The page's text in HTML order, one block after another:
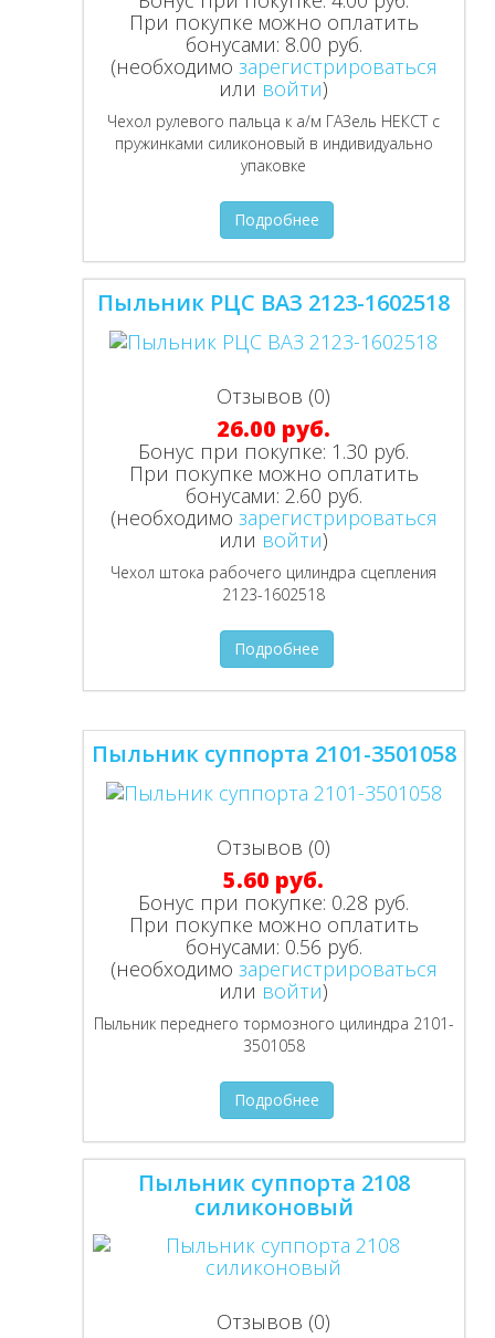
При покупке можно оплатить
бонусами: 8.00 руб.
(необходимо зарегистрироваться
или войти)
Чехол рулевого пальца к а/м ГАЗель НЕКСТ с
пружинками силиконовый в индивидуально
упаковке
Подробнее
Пыльник РЦС ВАЗ 2123-1602518
Отзывов (0)
26.00 руб.
Бонус при покупке: 1.30 руб.
При покупке можно оплатить
бонусами: 2.60 руб.
(необходимо зарегистрироваться
или войти)
Чехол штока рабочего цилиндра сцепления
2123-1602518
Подробнее
Пыльник суппорта 2101-3501058
Отзывов (0)
5.60 руб.
Бонус при покупке: 0.28 руб.
При покупке можно оплатить
бонусами: 0.56 руб.
(необходимо зарегистрироваться
или войти)
Пыльник переднего тормозного цилиндра 2101-
3501058
Подробнее
Пыльник суппорта 2108
силиконовый
Отзывов (0)